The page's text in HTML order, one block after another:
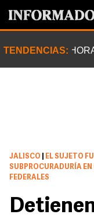
TENDENCIAS:
JALISCO
EL SUJETO
SUBPROCURADURÍA
FEDERALES